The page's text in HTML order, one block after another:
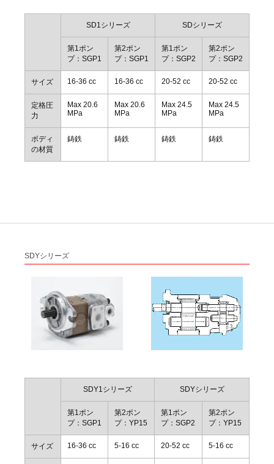
SD1シリーズ SDシリーズ
第1ポン
プ：SGP1
第2ポン
プ：SGP1
第1ポン
プ：SGP2
第2ポン
プ：SGP2
サイズ 16-36 cc 16-36 cc 20-52 cc 20-52 cc
定格圧
力
Max 20.6
MPa
Max 20.6
MPa
Max 24.5
MPa
Max 24.5
MPa
ボディ
の材質
鋳鉄 鋳鉄 鋳鉄 鋳鉄
SDYシリーズ
SDY1シリーズ SDYシリーズ
第1ポン
プ：SGP1
第2ポン
プ：YP15
第1ポン
プ：SGP2
第2ポン
プ：YP15
サイズ 16-36 cc 5-16 cc 20-52 cc 5-16 cc